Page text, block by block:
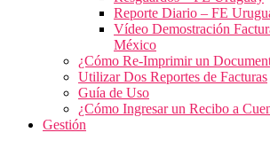
Reporte Diario – FE
Vídeo Demostración
México
¿Cómo Re-Imprimir un
Utilizar Dos Reportes de Facturas
Guía de Uso
¿Cómo Ingresar un Recibo a
Gestión